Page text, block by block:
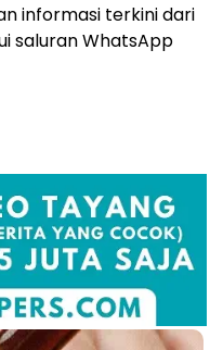
informasi terkini dari
saluran WhatsApp